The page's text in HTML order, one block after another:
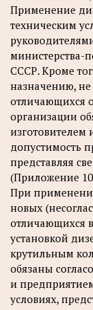
Применение
техническим
министерства-
СССР. Кроме
назначению,
отличающихся
организации
допустимость
представляя
(Приложение
При
новых
отличающихся
установкой
крутильным
обязаны
и
условиях,